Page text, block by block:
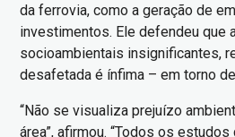
da ferrovia, como a geração de
investimentos. Ele defendeu que
socioambientais insignificantes,
desafetada é ínfima – em torno
“Não se visualiza prejuízo
área”, afirmou. “Todos os